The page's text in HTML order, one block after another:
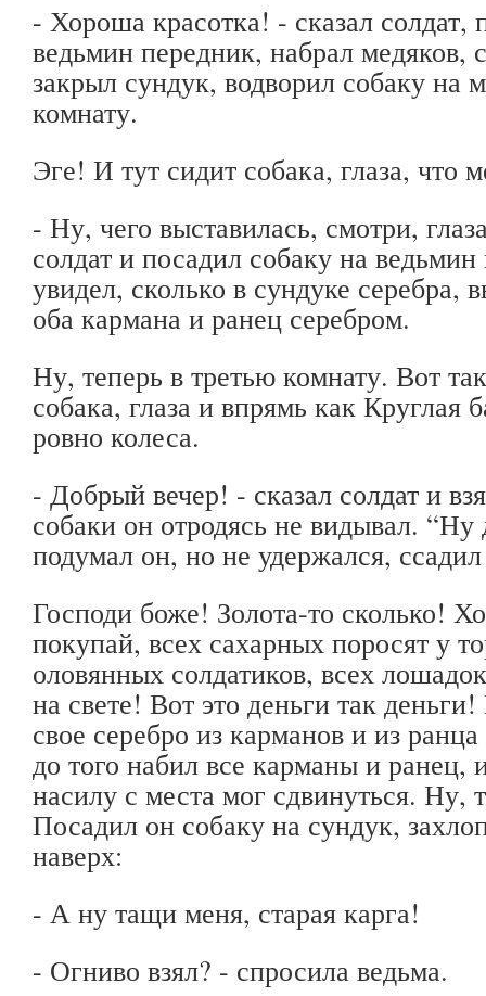
- Хороша красотка! - сказал солдат,
ведьмин передник, набрал медяков,
закрыл сундук, водворил собаку на
комнату.
Эге! И тут сидит собака, глаза, что
- Ну, чего выставилась, смотри,
солдат и посадил собаку на
увидел, сколько в сундуке серебра,
оба кармана и ранец серебром.
Ну, теперь в третью комнату. Вот
собака, глаза и впрямь как Круглая
ровно колеса.
- Добрый вечер! - сказал солдат и
собаки он отродясь не видывал.
подумал он, но не удержался,
Господи боже! Золота-то сколько!
покупай, всех сахарных поросят у
оловянных солдатиков, всех
на свете! Вот это деньги так
свое серебро из карманов и из
до того набил все карманы и ранец,
насилу с места мог сдвинуться. Ну,
Посадил он собаку на сундук,
наверх:
- А ну тащи меня, старая карга!
- Огниво взял? - спросила ведьма.